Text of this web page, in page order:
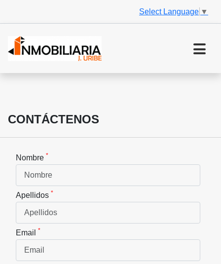
Select Language ▼
CONTÁCTENOS
Nombre *
Apellidos *
Email *